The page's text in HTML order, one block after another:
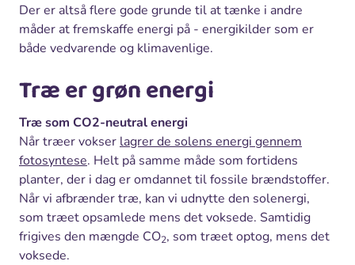
Der er altså flere gode grunde til at tænke i andre
måder at fremskaffe energi på - energikilder som er
både vedvarende og klimavenlige.
Træ er grøn energi
Træ som CO2-neutral energi
Når træer vokser lagrer de solens energi gennem
fotosyntese. Helt på samme måde som fortidens
planter, der i dag er omdannet til fossile brændstoffer.
Når vi afbrænder træ, kan vi udnytte den solenergi,
som træet opsamlede mens det voksede. Samtidig
frigives den mængde CO2, som træet optog, mens det
voksede.